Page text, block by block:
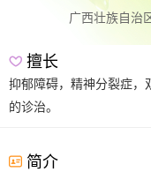
广西壮族自治
擅长
抑郁障碍，精神分裂症，
的诊治。
简介